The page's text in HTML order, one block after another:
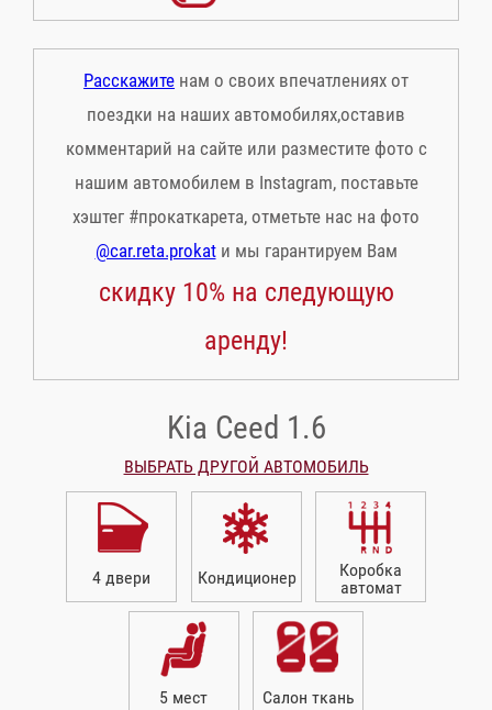
Расскажите нам о своих впечатлениях от
поездки на наших автомобилях,оставив
комментарий на сайте или разместите фото с
нашим автомобилем в Instagram, поставьте
хэштег #прокаткарета, отметьте нас на фото
@car.reta.prokatи мы гарантируем Вам
скидку 10% на следующую
аренду!
Kia Ceed 1.6
ВЫБРАТЬ ДРУГОЙ АВТОМОБИЛЬ
4 двери Кондиционер
Коробка
автомат
5 мест Салон ткань